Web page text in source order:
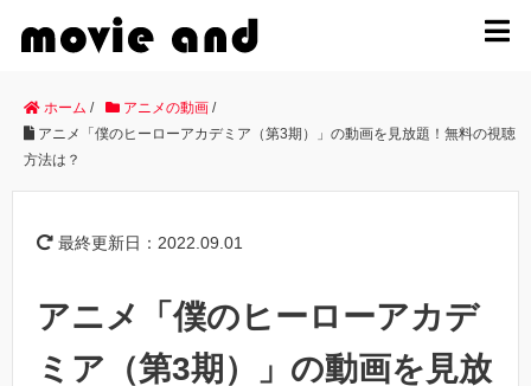
ホーム / アニメの動画 /
アニメ「僕のヒーローアカデミア（第3期）」の動画を見放題！無料の視聴
方法は？
最終更新日：2022.09.01
アニメ「僕のヒーローアカデ
ミア（第3期）」の動画を見放